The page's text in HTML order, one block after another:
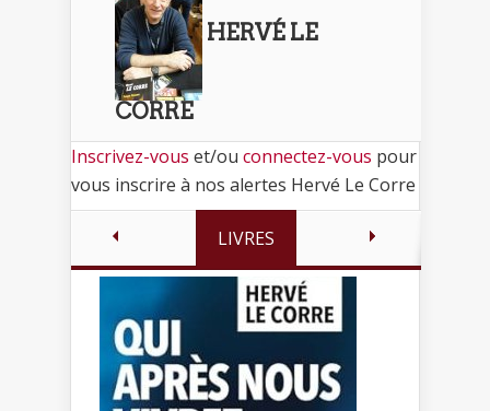
HERVÉ LE
CORRE
Inscrivez-vous et/ou connectez-vous pour
vous inscrire à nos alertes Hervé Le Corre
LIVRES